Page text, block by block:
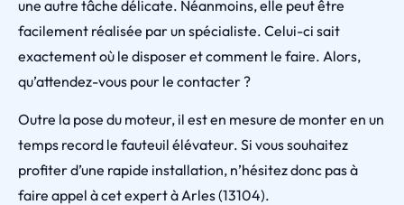
une autre tâche délicate. Néanmoins, elle peut être
facilement réalisée par un spécialiste. Celui-ci sait
exactement où le disposer et comment le faire. Alors,
qu’attendez-vous pour le contacter ?
Outre la pose du moteur, il est en mesure de monter en un
temps record le fauteuil élévateur. Si vous souhaitez
profiter d’une rapide installation, n’hésitez donc pas à
faire appel à cet expert à Arles (13104).